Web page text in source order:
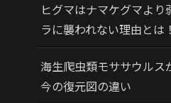
ヒグマはナマケグマよ
ラに襲われない理由とは
海生爬虫類モササウル
今の復元図の違い